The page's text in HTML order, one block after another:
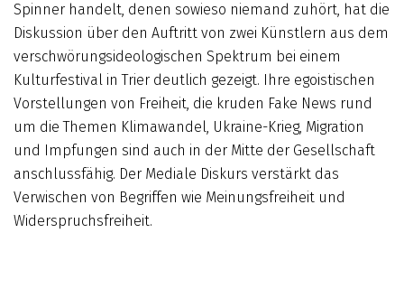
Spinner handelt, denen sowieso niemand zuhört, hat die
Diskussion über den Auftritt von zwei Künstlern aus dem
verschwörungsideologischen Spektrum bei einem
Kulturfestival in Trier deutlich gezeigt. Ihre egoistischen
Vorstellungen von Freiheit, die kruden Fake News rund
um die Themen Klimawandel, Ukraine-Krieg, Migration
und Impfungen sind auch in der Mitte der Gesellschaft
anschlussfähig. Der Mediale Diskurs verstärkt das
Verwischen von Begriffen wie Meinungsfreiheit und
Widerspruchsfreiheit.